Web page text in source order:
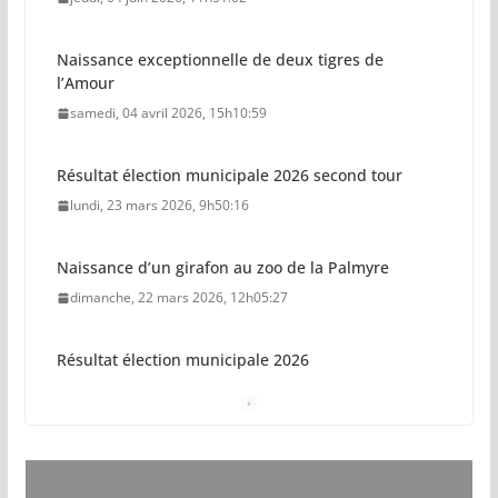
Naissance exceptionnelle de deux tigres de
l’Amour
samedi, 04 avril 2026, 15h10:59
Résultat élection municipale 2026 second tour
lundi, 23 mars 2026, 9h50:16
Naissance d’un girafon au zoo de la Palmyre
dimanche, 22 mars 2026, 12h05:27
Résultat élection municipale 2026